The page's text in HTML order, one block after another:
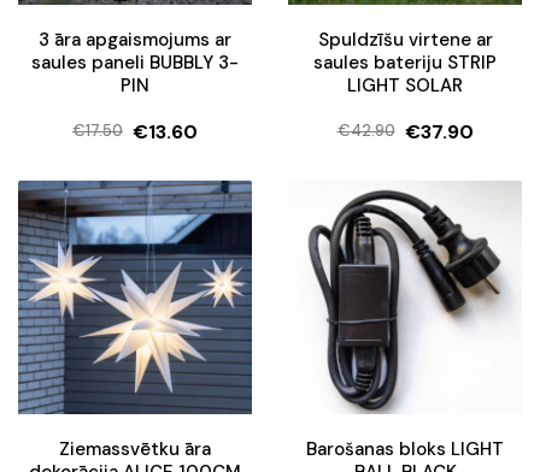
3 āra apgaismojums ar
saules paneli BUBBLY 3-
PIN
€17.50
Original
price
was:
€17.50.
€13.60
Current
price
is:
€13.60.
Spuldzīšu virtene ar
saules bateriju STRIP
LIGHT SOLAR
€42.90
Original
price
was:
€42.90.
€37.90
Current
price
is:
€37.90.
Ziemassvētku āra
Barošanas bloks LIGHT